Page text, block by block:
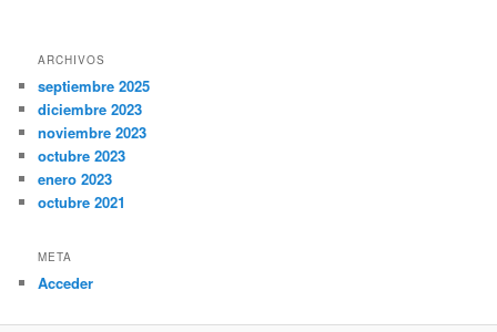
ARCHIVOS
septiembre 2025
diciembre 2023
noviembre 2023
octubre 2023
enero 2023
octubre 2021
META
Acceder